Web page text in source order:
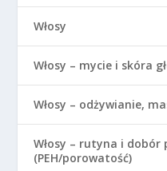
Włosy
Włosy – mycie i skóra
Włosy – odżywianie,
Włosy – rutyna i dobór
(PEH/porowatość)